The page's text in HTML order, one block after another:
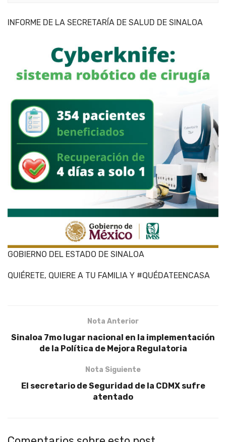
INFORME DE LA SECRETARÍA DE SALUD DE SINALOA
GOBIERNO DEL ESTADO DE SINALOA
QUIÉRETE, QUIERE A TU FAMILIA Y #QUÉDATEENCASA
Nota Anterior
Sinaloa 7mo lugar nacional en la implementación
de la Política de Mejora Regulatoria
Nota Siguiente
El secretario de Seguridad de la CDMX sufre
atentado